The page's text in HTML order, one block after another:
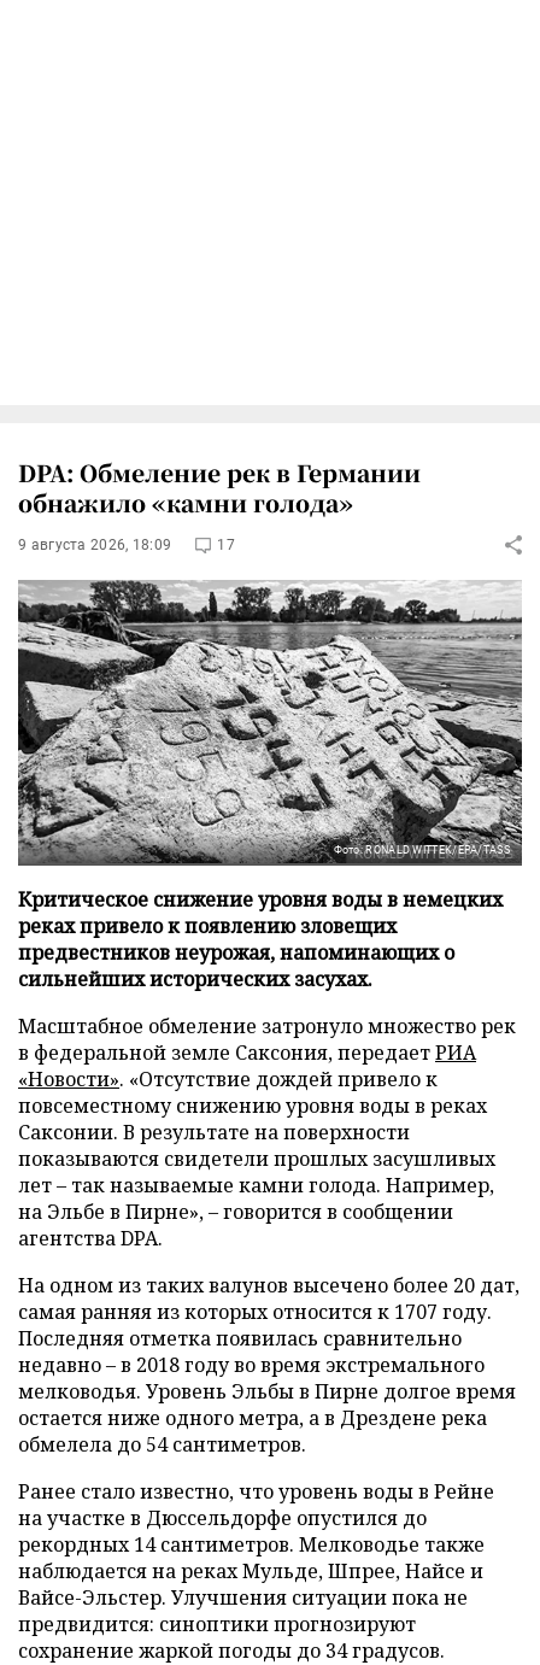
DPA: Обмеление рек в Германии
обнажило «камни голода»
9 августа 2026, 18:09 17
Фото: RONALD WITTEK/EPA/TASS
Критическое снижение уровня воды в немецких
реках привело к появлению зловещих
предвестников неурожая, напоминающих о
сильнейших исторических засухах.
Масштабное обмеление затронуло множество рек
в федеральной земле Саксония, передаетРИА
«Новости». «Отсутствие дождей привело к
повсеместному снижению уровня воды в реках
Саксонии. В результате на поверхности
показываются свидетели прошлых засушливых
лет – так называемые камни голода. Например,
на Эльбе в Пирне», – говорится в сообщении
агентства DPA.
На одном из таких валунов высечено более 20 дат,
самая ранняя из которых относится к 1707 году.
Последняя отметка появилась сравнительно
недавно – в 2018 году во время экстремального
мелководья. Уровень Эльбы в Пирне долгое время
остается ниже одного метра, а в Дрездене река
обмелела до 54 сантиметров.
Ранее стало известно, что уровень воды в Рейне
на участке в Дюссельдорфе опустился до
рекордных 14 сантиметров. Мелководье также
наблюдается на реках Мульде, Шпрее, Найсе и
Вайсе-Эльстер. Улучшения ситуации пока не
предвидится: синоптики прогнозируют
сохранение жаркой погоды до 34 градусов.